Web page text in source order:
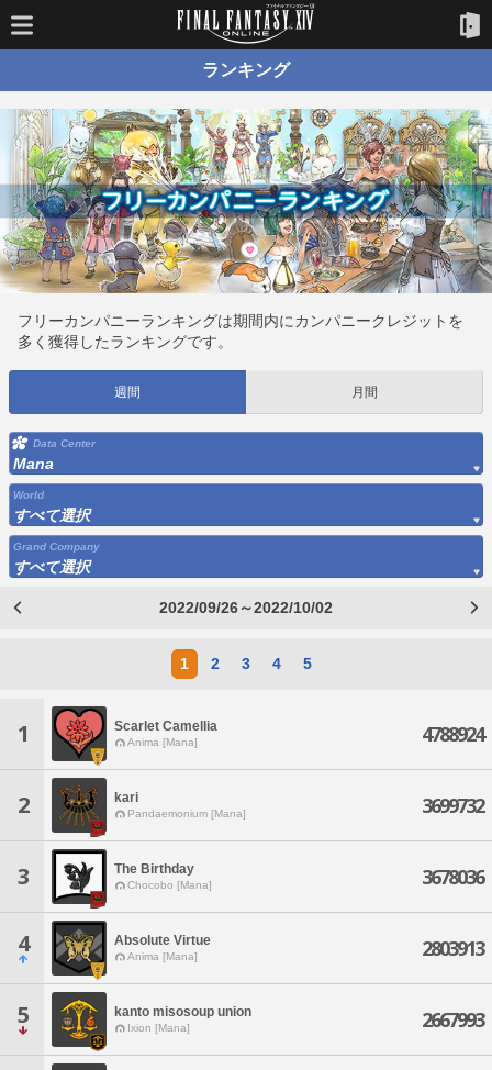
ランキング
フリーカンパニーランキングは期間内にカンパニークレジットを
多く獲得したランキングです。
週間 月間
Data Center
Mana
World
すべて選択
Grand Company
すべて選択
2022/09/26～2022/10/02
1 2 3 4 5
1 Scarlet Camellia
Anima [Mana] 4788924
2 kari
Pandaemonium [Mana] 3699732
3 The Birthday
Chocobo [Mana] 3678036
4 Absolute Virtue
Anima [Mana] 2803913
5 kanto misosoup union
Ixion [Mana] 2667993